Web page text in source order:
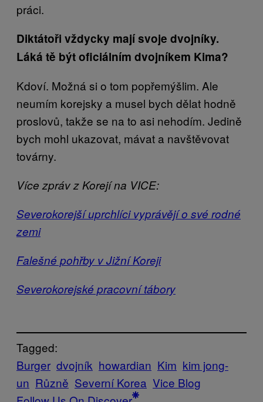
práci.
Diktátoři vždycky mají svoje dvojníky.
Láká tě být oficiálním dvojníkem Kima?
Kdoví. Možná si o tom popřemýšlim. Ale
neumím korejsky a musel bych dělat hodně
proslovů, takže se na to asi nehodím. Jedině
bych mohl ukazovat, mávat a navštěvovat
továrny.
Více zpráv z Korejí na VICE:
Severokorejší uprchlíci vyprávějí o své rodné
zemi
Falešné pohřby v Jižní Koreji
Severokorejské pracovní tábory
Tagged:
Burger dvojník howardian Kim kim jong-
un Různě Severní Korea Vice Blog